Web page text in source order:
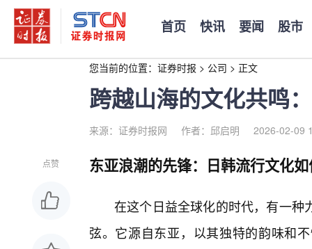
首页 快讯 要闻 股市
您当前的位置： 证券时报 > 公司 > 正文
跨越山海的文化共鸣
来源：证券时报网 作者：邱启明 2026-02-09
点赞 东亚浪潮的先锋：日韩流行文化
在这个日益全球化的时代，有一种
弦。它源自东亚，以其独特的韵味和